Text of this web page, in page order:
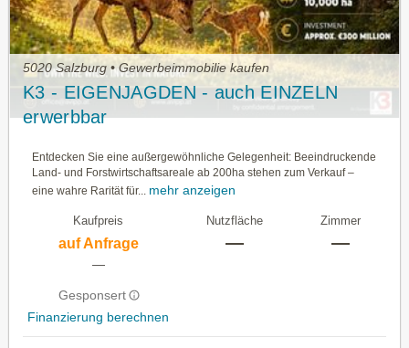
5020 Salzburg • Gewerbeimmobilie kaufen
K3 - EIGENJAGDEN - auch EINZELN
erwerbbar
Entdecken Sie eine außergewöhnliche Gelegenheit: Beeindruckende
Land- und Forstwirtschaftsareale ab 200ha stehen zum Verkauf –
eine wahre Rarität für... mehr anzeigen
Kaufpreis
auf Anfrage
—
Gesponsert
Finanzierung berechnen
Nutzfläche
—
Zimmer
—